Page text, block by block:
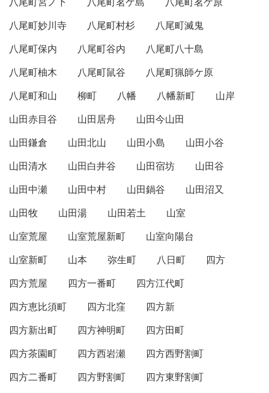
八尾町妙川寺
八尾町村杉
八尾町滅鬼
八尾町保内
八尾町谷内
八尾町八十島
八尾町柚木
八尾町鼠谷
八尾町猟師ケ原
八尾町和山
柳町 八幡 八幡新町
山岸
山田赤目谷
山田居舟
山田今山田
山田鎌倉
山田北山 山田小島
山田小谷
山田清水
山田白井谷 山田宿坊
山田谷
山田中瀬
山田中村 山田鍋谷
山田沼又
山田牧
山田湯 山田若土
山室
山室荒屋
山室荒屋新町
山室向陽台
山室新町
山本 弥生町 八日町
四方
四方荒屋
四方一番町
四方江代町
四方恵比須町
四方北窪
四方新
四方新出町
四方神明町
四方田町
四方茶園町
四方西岩瀬
四方西野割町
四方二番町
四方野割町
四方東野割町